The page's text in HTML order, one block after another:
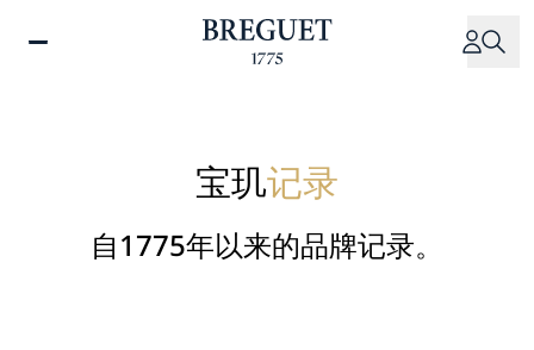
宝玑记录
自1775年以来的品牌记录。